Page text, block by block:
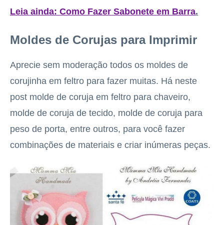
Leia ainda: Como Fazer Sabonete em Barra.
Moldes de Corujas para Imprimir
Aprecie sem moderação todos os moldes de
corujinha em feltro para fazer muitas. Há neste
post molde de coruja em feltro para chaveiro,
molde de coruja de tecido, molde de coruja para
peso de porta, entre outros, para você fazer
combinações de materiais e criar inúmeras peças.